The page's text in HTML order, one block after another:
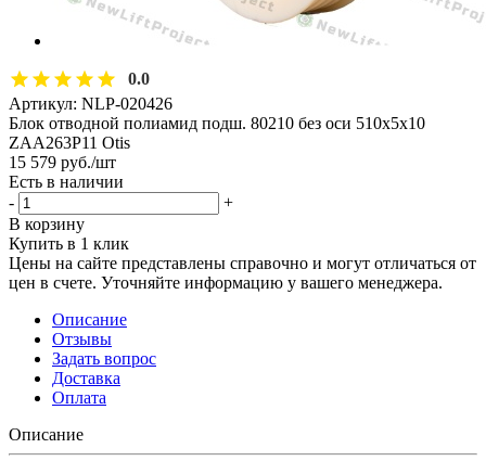
0.0
Артикул: NLP-020426
Блок отводной полиамид подш. 80210 без оси 510х5х10
ZAA263P11 Otis
15 579 руб./шт
Есть в наличии
-
+
В корзину
Купить в 1 клик
Цены на сайте представлены справочно и могут отличаться от
цен в счете. Уточняйте информацию у вашего менеджера.
Описание
Отзывы
Задать вопрос
Доставка
Оплата
Описание